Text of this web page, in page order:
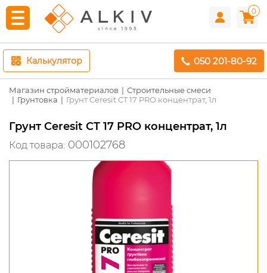
0
Калькулятор 050 201-80-92
Магазин стройматериалов
Строительные смеси
Грунтовка
Грунт Ceresit CT 17 PRO концентрат, 1л
Грунт Ceresit CT 17 PRO концентрат, 1л
Код товара: 000102768